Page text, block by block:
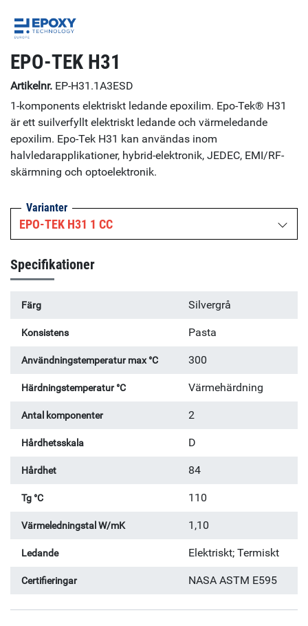
EPO-TEK H31
Artikelnr. EP-H31.1A3ESD
1-komponents elektriskt ledande epoxilim. Epo-Tek® H31
är ett suilverfyllt elektriskt ledande och värmeledande
epoxilim. Epo-Tek H31 kan användas inom
halvledarapplikationer, hybrid-elektronik, JEDEC, EMI/RF-
skärmning och optoelektronik.
Varianter
EPO-TEK H31 1 CC
Specifikationer
Färg Silvergrå
Konsistens Pasta
Användningstemperatur max °C 300
Härdningstemperatur °C Värmehärdning
Antal komponenter 2
Hårdhetsskala D
Hårdhet 84
Tg °C 110
Värmeledningstal W/mK 1,10
Ledande Elektriskt; Termiskt
Certifieringar NASA ASTM E595